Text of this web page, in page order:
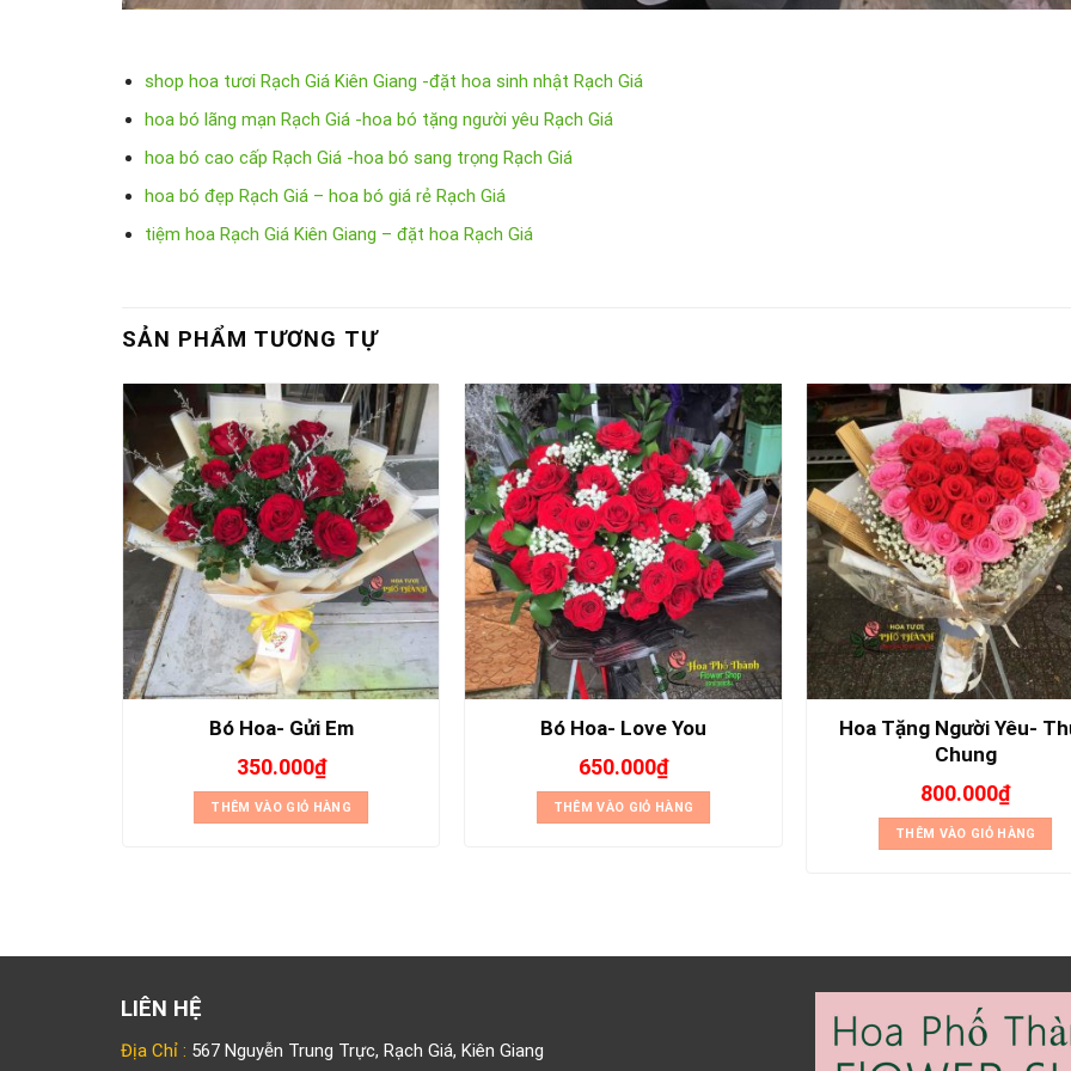
shop hoa tươi Rạch Giá Kiên Giang -đặt hoa sinh nhật Rạch Giá
hoa bó lãng mạn Rạch Giá -hoa bó tặng người yêu Rạch Giá
hoa bó cao cấp Rạch Giá -hoa bó sang trọng Rạch Giá
hoa bó đẹp Rạch Giá – hoa bó giá rẻ Rạch Giá
tiệm hoa Rạch Giá Kiên Giang – đặt hoa Rạch Giá
SẢN PHẨM TƯƠNG TỰ
Bó Hoa- Gửi Em
350.000₫
THÊM VÀO GIỎ HÀNG
Bó Hoa- Love You
650.000₫
THÊM VÀO GIỎ HÀNG
Hoa Tặng Người Yêu-
Chung
800.000₫
THÊM VÀO GIỎ HÀNG
LIÊN HỆ
Địa Chỉ : 567 Nguyễn Trung Trực, Rạch Giá, Kiên Giang